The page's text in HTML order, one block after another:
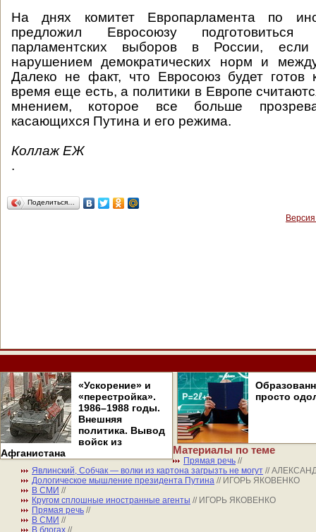
На днях комитет Европарламента по
предложил Евросоюзу
парламентских выборов в России,
нарушением демократических норм и
Далеко не факт, что Евросоюз будет готов
время еще есть, а политики в Европе
мнением, которое все больше
касающихся Путина и его режима.
Коллаж ЕЖ
.
Поделиться…
«Ускорение» и
«перестройка».
1986–1988 годы.
Внешняя
политика. Вывод
войск из
Афганистана
просто
Материалы по теме
Прямая речь //
Явлинский, Собчак — волки из картона загрызть не могут //
Дологическое мышление президента Путина // ИГОРЬ ЯКОВЕНКО
В СМИ //
Кругом сплошные иностранные агенты // ИГОРЬ ЯКОВЕНКО
Прямая речь //
В СМИ //
В блогах //